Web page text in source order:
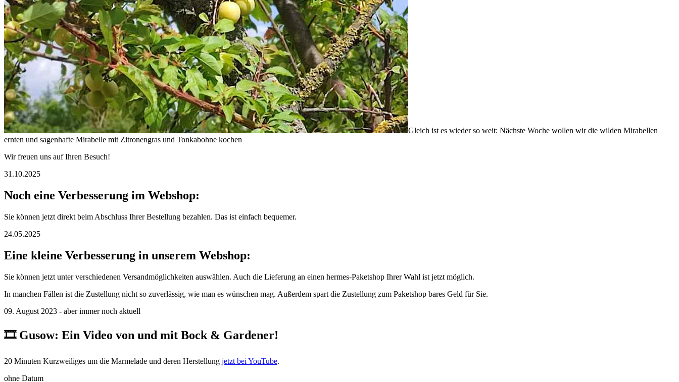
Gleich ist es wieder so weit: Nächste Woche wollen wir die wilden Mirabellen
ernten und sagenhafte Mirabelle mit Zitronengras und Tonkabohne kochen
Wir freuen uns auf Ihren Besuch!
31.10.2025
Noch eine Verbesserung im Webshop:
Sie können jetzt direkt beim Abschluss Ihrer Bestellung bezahlen. Das ist einfach bequemer.
24.05.2025
Eine kleine Verbesserung in unserem Webshop:
Sie können jetzt unter verschiedenen Versandmöglichkeiten auswählen. Auch die Lieferung an einen hermes-Paketshop Ihrer Wahl ist jetzt möglich.
In manchen Fällen ist die Zustellung nicht so zuverlässig, wie man es wünschen mag. Außerdem spart die Zustellung zum Paketshop bares Geld für Sie.
09. August 2023 - aber immer noch aktuell
🎞️ ️Gusow: Ein Video von und mit Bock & Gardener!
20 Minuten Kurzweiliges um die Marmelade und deren Herstellung jetzt bei YouTube.
ohne Datum